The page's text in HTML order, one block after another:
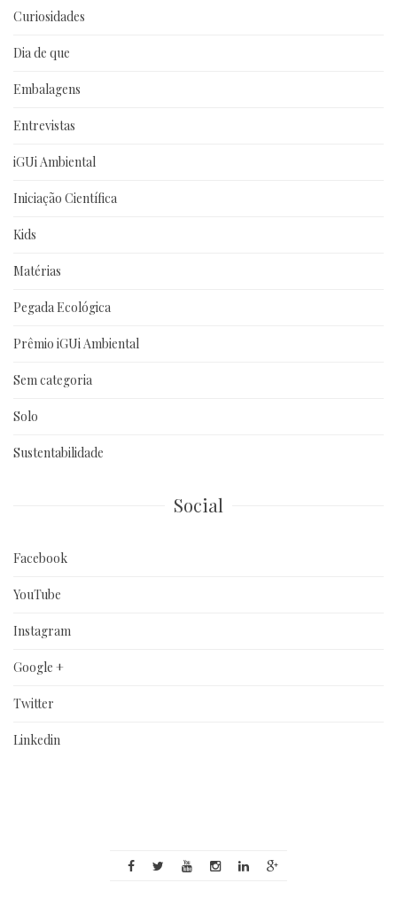
Curiosidades
Dia de que
Embalagens
Entrevistas
iGUi Ambiental
Iniciação Científica
Kids
Matérias
Pegada Ecológica
Prêmio iGUi Ambiental
Sem categoria
Solo
Sustentabilidade
Social
Facebook
YouTube
Instagram
Google +
Twitter
Linkedin